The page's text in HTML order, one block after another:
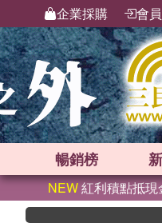
企業採購 會
暢銷榜
NEW紅利積點抵